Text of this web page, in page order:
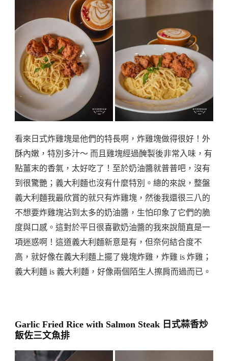
看來日式炸雞塊是他們的特長啊，炸雞塊做得很好！外
酥內嫩，特別多汁～ 而且雞塊經過醃製後非常入味，有
點薑末的香氣，太好吃了！至於奶油醬就普普吧，沒有
到很驚艷；義大利麵也沒有什麼特別。總的來說，整盤
義大利麵我最欣賞的就只有炸雞塊，然後我還很三八的
不想要炸雞塊沾到太多的奶油醬，生怕印象了它們的脆
度與口感。這對於平日很喜歡奶油醬的我來說簡直是一
項迷惑啊！這道義大利麵新意是有，但奈何結合度不
高，就好像在義大利麵上擺了幾塊炸雞，炸雞 is 炸雞；
義大利麵 is 義大利麵，好像兩個陌生人擦肩而過而已。
Garlic Fried Rice with Salmon Steak 日式蒜香炒
飯佐三文魚排